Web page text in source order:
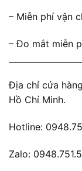
– Miễn phí vận
– Đo mắt miễn
Địa chỉ cửa
Hồ Chí Minh.
Hotline:
Zalo: